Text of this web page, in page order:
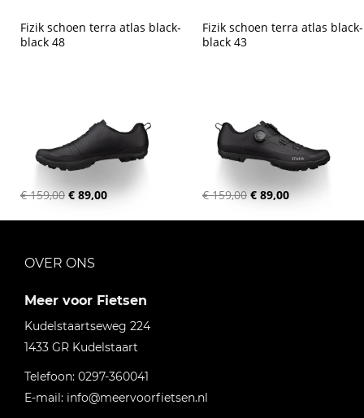
Fizik schoen terra atlas black-
black 48
€ 159,00 € 89,00
Fizik schoen terra atlas black-
black 43
€ 159,00 € 89,00
OVER ONS
Meer voor Fietsen
Kudelstaartseweg 224
1433 GR Kudelstaart
Telefoon: 0297-360041
E-mail: info@meervoorfietsen.nl